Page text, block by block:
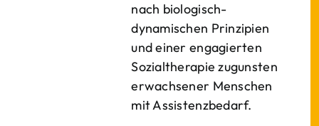
nach biologisch-
dynamischen Prinzipien
und einer engagierten
Sozialtherapie zugunsten
erwachsener Menschen
mit Assistenzbedarf.